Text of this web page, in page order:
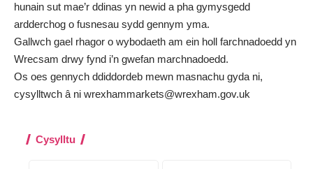
hunain sut mae’r ddinas yn newid a pha gymysgedd
ardderchog o fusnesau sydd gennym yma.
Gallwch gael rhagor o wybodaeth am ein holl farchnadoedd yn
Wrecsam drwy fynd i’n gwefan marchnadoedd.
Os oes gennych ddiddordeb mewn masnachu gyda ni,
cysylltwch â ni wrexhammarkets@wrexham.gov.uk
Cysylltu